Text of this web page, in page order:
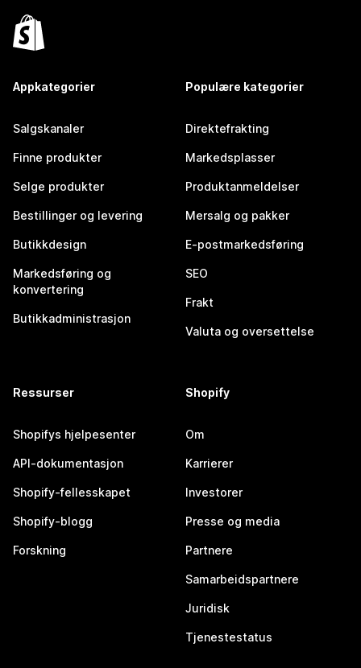
Appkategorier
Salgskanaler
Finne produkter
Selge produkter
Bestillinger og levering
Butikkdesign
Markedsføring og
konvertering
Butikkadministrasjon
Populære kategorier
Direktefrakting
Markedsplasser
Produktanmeldelser
Mersalg og pakker
E-postmarkedsføring
SEO
Frakt
Valuta og oversettelse
Ressurser
Shopifys hjelpesenter
API-dokumentasjon
Shopify-fellesskapet
Shopify-blogg
Forskning
Shopify
Om
Karrierer
Investorer
Presse og media
Partnere
Samarbeidspartnere
Juridisk
Tjenestestatus